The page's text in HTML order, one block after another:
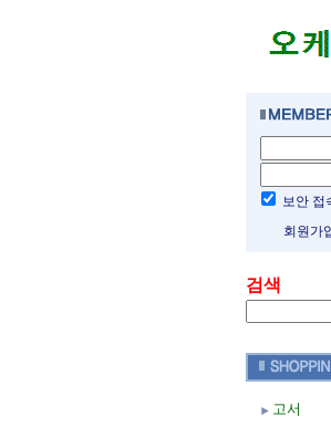
보안 접
회원가
검색
고서